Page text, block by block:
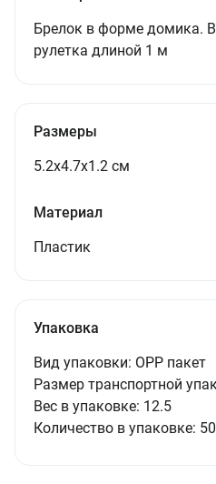
Брелок в форме домика.
рулетка длиной 1 м
Размеры
5.2x4.7x1.2 см
Материал
Пластик
Упаковка
Вид упаковки: OPP пакет
Размер транспортной
Вес в упаковке: 12.5
Количество в упаковке: